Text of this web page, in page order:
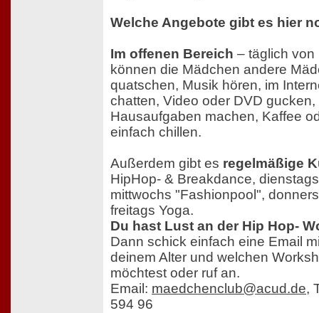
Welche Angebote gibt es hier
Im offenen Bereich – täglich von
können die Mädchen andere
quatschen, Musik hören, im
chatten, Video oder DVD
Hausaufgaben machen, Kaffee
einfach chillen.
Außerdem gibt es regelmäßige
HipHop- & Breakdance,
mittwochs "Fashionpool",
freitags Yoga.
Du hast Lust an der Hip Hop-
Dann schick einfach eine Email
deinem Alter und welchen
möchtest oder ruf an.
Email: maedchenclub@acud.de,
594 96